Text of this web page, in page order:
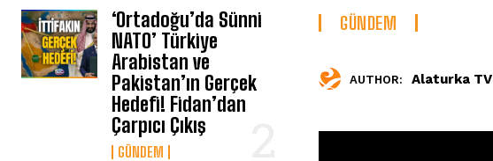
‘Ortadoğu’da Sünni
NATO’ Türkiye
Arabistan ve
Pakistan’ın Gerçek
Hedefi! Fidan’dan
Çarpıcı Çıkış
GÜNDEM
GÜNDEM
AUTHOR: Alaturka TV